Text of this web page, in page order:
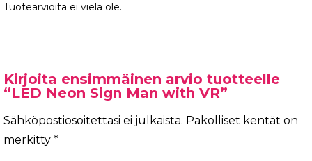
Tuotearvioita ei vielä ole.
Kirjoita ensimmäinen arvio tuotteelle
“LED Neon Sign Man with VR”
Sähköpostiosoitettasi ei julkaista. Pakolliset kentät on
merkitty *